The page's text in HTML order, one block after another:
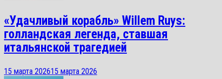
«Удачливый корабль» Willem Ruys:
голландская легенда, ставшая
итальянской трагедией
15 марта 202615 марта 2026